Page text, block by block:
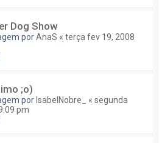
Dog Show
porAnaS « terça fev 19, 2008
;o)
por IsabelNobre_ « segunda
pm